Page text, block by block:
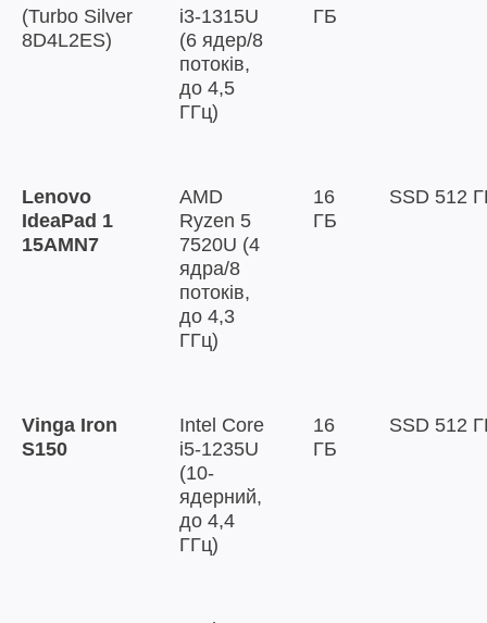
(Turbo Silver
8D4L2ES)
i3-1315U
(6 ядер/8
потоків,
до 4,5
ГГц)
ГБ
Lenovo
IdeaPad 1
15AMN7
AMD
Ryzen 5
7520U (4
ядра/8
потоків,
до 4,3
ГГц)
16
ГБ
SSD 512
Vinga Iron
S150
Intel Core
i5-1235U
(10-
ядерний,
до 4,4
ГГц)
16
ГБ
SSD 512